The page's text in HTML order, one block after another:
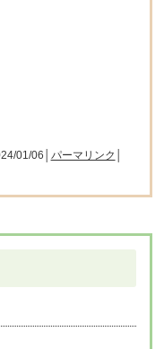
01/06│ パーマリンク